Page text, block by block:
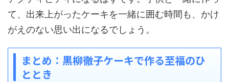
て、出来上がったケーキを一緒に囲む時間も、かけ
がえのない思い出になるでしょう。
まとめ：黒柳徹子ケーキで作る至福のひ
ととき